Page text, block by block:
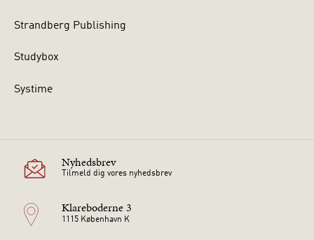
Strandberg Publishing
Studybox
Systime
Nyhedsbrev
Tilmeld dig vores nyhedsbrev
Klareboderne 3
1115 København K